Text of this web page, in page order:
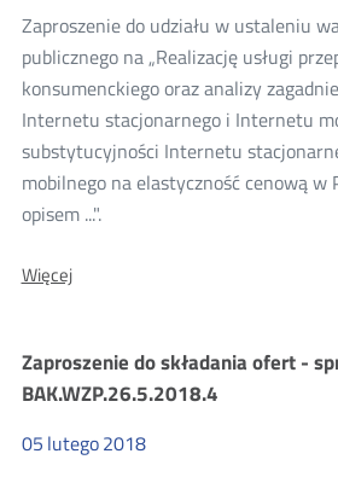
BAK.WZP.26.6.2018.2
Zaproszenie do udziału w ustaleniu
publicznego na „Realizację usługi
konsumenckiego oraz analizy
Internetu stacjonarnego i Internetu
substytucyjności Internetu
mobilnego na elastyczność cenową w
opisem ...".
WięcejO:
w
ustaleniu
wartości
publicznego
Zaproszenie do składania ofert -
BAK.WZP.26.5.2018.4
05 lutego2018